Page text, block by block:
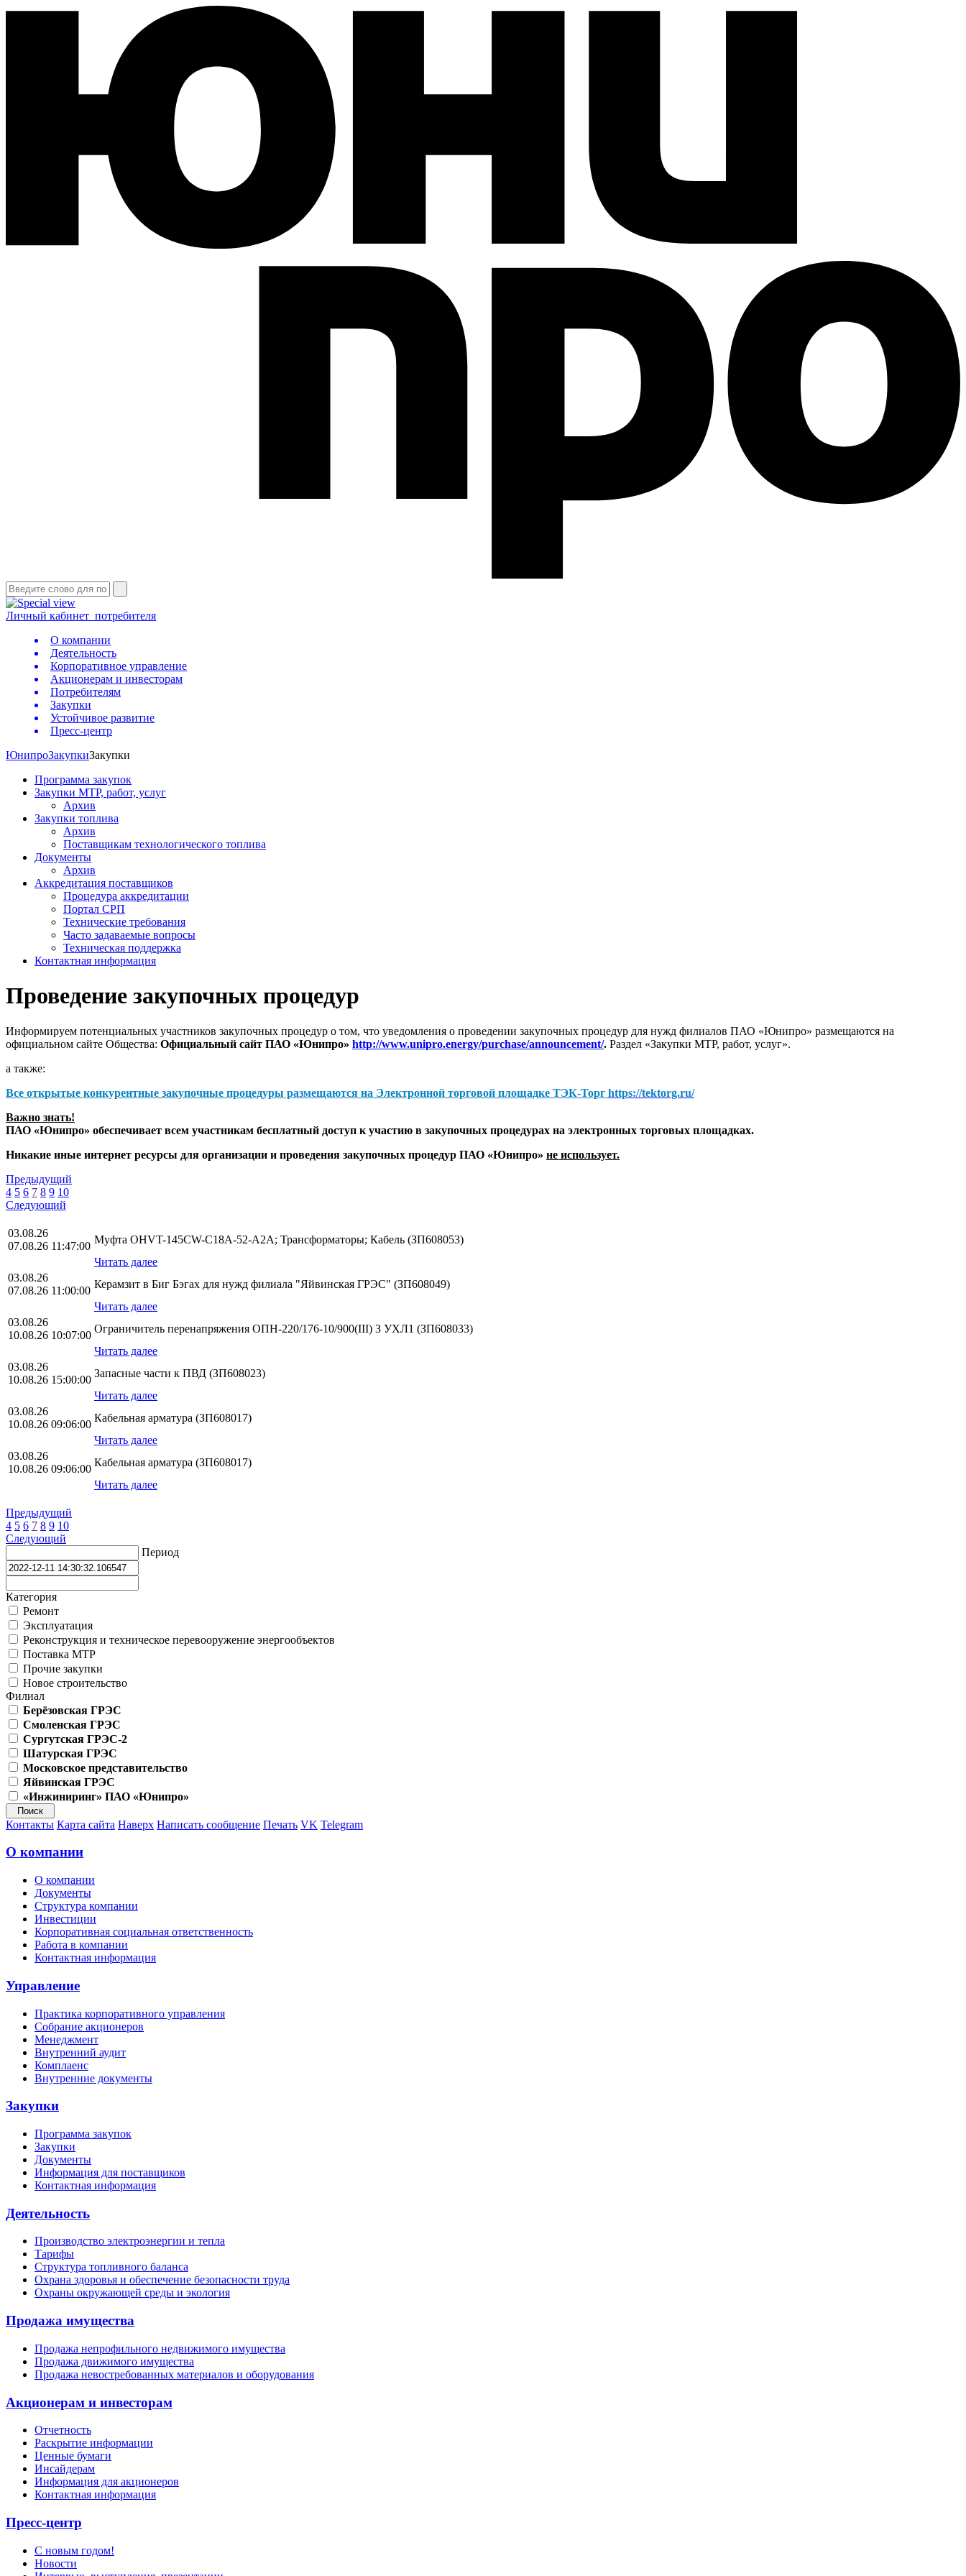
Личный кабинет потребителя
О компании
Деятельность
Корпоративное управление
Акционерам и инвесторам
Потребителям
Закупки
Устойчивое развитие
Пресс-центр
ЮнипроЗакупкиЗакупки
Программа закупок
Закупки МТР, работ, услуг
Архив
Закупки топлива
Архив
Поставщикам технологического топлива
Документы
Архив
Аккредитация поставщиков
Процедура аккредитации
Портал СРП
Технические требования
Часто задаваемые вопросы
Техническая поддержка
Контактная информация
Проведение закупочных процедур
Информируем потенциальных участников закупочных процедур о том, что уведомления о проведении закупочных процедур для нужд филиалов ПАО «Юнипро» размещаются на
официальном сайте Общества: Официальный сайт ПАО «Юнипро» http://www.unipro.energy/purchase/announcement/. Раздел «Закупки МТР, работ, услуг».
а также:
Все открытые конкурентные закупочные процедуры размещаются на Электронной торговой площадке ТЭК-Торг https://tektorg.ru/
Важно знать!
ПАО «Юнипро» обеспечивает всем участникам бесплатный доступ к участию в закупочных процедурах на электронных торговых площадках.
Никакие иные интернет ресурсы для организации и проведения закупочных процедур ПАО «Юнипро» не использует.
Предыдущий
4 5 6 7 8 9 10
Следующий
03.08.26
07.08.26 11:47:00
Муфта OHVT-145CW-C18A-52-A2A; Трансформаторы; Кабель (ЗП608053)
Читать далее
03.08.26
07.08.26 11:00:00
Керамзит в Биг Бэгах для нужд филиала "Яйвинская ГРЭС" (ЗП608049)
Читать далее
03.08.26
10.08.26 10:07:00
Ограничитель перенапряжения ОПН-220/176-10/900(III) 3 УХЛ1 (ЗП608033)
Читать далее
03.08.26
10.08.26 15:00:00
Запасные части к ПВД (ЗП608023)
Читать далее
03.08.26
10.08.26 09:06:00
Кабельная арматура (ЗП608017)
Читать далее
03.08.26
10.08.26 09:06:00
Кабельная арматура (ЗП608017)
Читать далее
Предыдущий
4 5 6 7 8 9 10
Следующий
Период
Категория
Ремонт
Эксплуатация
Реконструкция и техническое перевооружение энергообъектов
Поставка МТР
Прочие закупки
Новое строительство
Филиал
Берёзовская ГРЭС
Смоленская ГРЭС
Сургутская ГРЭС-2
Шатурская ГРЭС
Московское представительство
Яйвинская ГРЭС
«Инжиниринг» ПАО «Юнипро»
Контакты Карта сайта Наверх Написать сообщение Печать VK Telegram
О компании
О компании
Документы
Структура компании
Инвестиции
Корпоративная социальная ответственность
Работа в компании
Контактная информация
Управление
Практика корпоративного управления
Собрание акционеров
Менеджмент
Внутренний аудит
Комплаенс
Внутренние документы
Закупки
Программа закупок
Закупки
Документы
Информация для поставщиков
Контактная информация
Деятельность
Производство электроэнергии и тепла
Тарифы
Структура топливного баланса
Охрана здоровья и обеспечение безопасности труда
Охраны окружающей среды и экология
Продажа имущества
Продажа непрофильного недвижимого имущества
Продажа движимого имущества
Продажа невостребованных материалов и оборудования
Акционерам и инвесторам
Отчетность
Раскрытие информации
Ценные бумаги
Инсайдерам
Информация для акционеров
Контактная информация
Пресс-центр
С новым годом!
Новости